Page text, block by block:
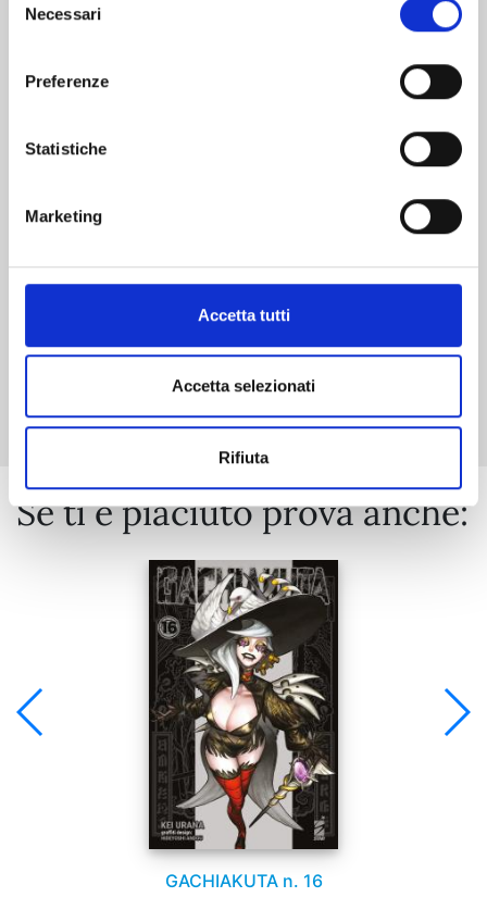
delNecessari
Preferenze
Statistiche
Marketing
Accetta tutti
Accetta selezionati
Rifiuta
Mostra tutto
Se ti è piaciuto prova anche:
GACHIAKUTA n. 16